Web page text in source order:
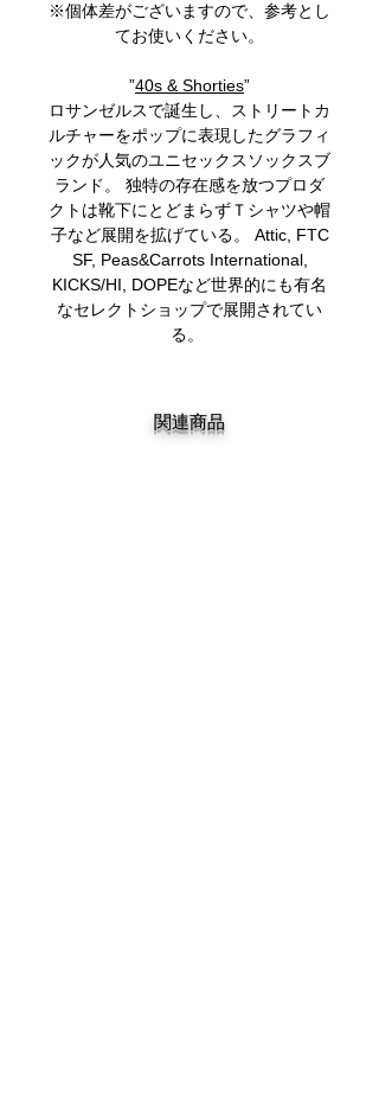
※個体差がございますので、参考とし
てお使いください。
”40s & Shorties”
ロサンゼルスで誕生し、ストリートカ
ルチャーをポップに表現したグラフィ
ックが人気のユニセックスソックスブ
ランド。 独特の存在感を放つプロダ
クトは靴下にとどまらずＴシャツや帽
子など展開を拡げている。 Attic, FTC
SF, Peas&Carrots International,
KICKS/HI, DOPEなど世界的にも有名
なセレクトショップで展開されてい
る。
関連商品